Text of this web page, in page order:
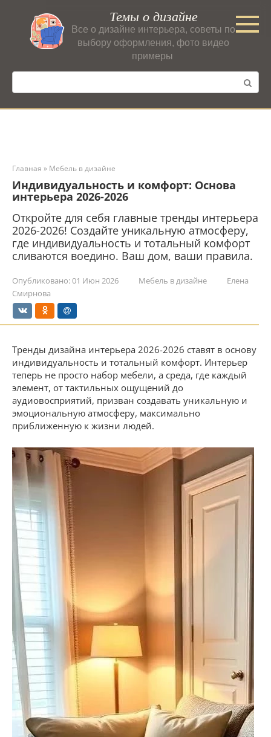
контенту
Темы о дизайне
Все о дизайне интерьера, советы по
выбору оформления, фото видео
примеры
Поиск:
Главная » Мебель в дизайне
Индивидуальность и комфорт: Основа
интерьера 2026-2026
Откройте для себя главные тренды интерьера
2026-2026! Создайте уникальную атмосферу,
где индивидуальность и тотальный комфорт
сливаются воедино. Ваш дом, ваши правила.
Опубликовано:01 Июн 2026 Мебель в дизайне
Елена
Смирнова
Тренды дизайна интерьера 2026-2026 ставят в основу
индивидуальность и тотальный комфорт. Интерьер
теперь не просто набор мебели, а среда, где каждый
элемент, от тактильных ощущений до
аудиовосприятий, призван создавать уникальную и
эмоциональную атмосферу, максимально
приближенную к жизни людей.